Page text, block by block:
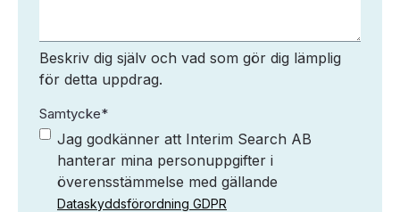
Beskriv dig själv och vad som gör dig lämplig
för detta uppdrag.
Samtycke*
Jag godkänner att Interim Search AB
hanterar mina personuppgifter i
överensstämmelse med gällande
Dataskyddsförordning GDPR